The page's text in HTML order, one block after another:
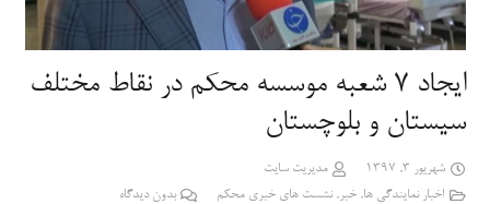
ایجاد 7 شعبه موسسه محکم در نقاط مختلف
سیستان و بلوچستان
شهریور 3, 1397
مدیریت سایت
اخبار نمایندگی ها, خبر , نشست های خبری محکم بدون دیدگاه